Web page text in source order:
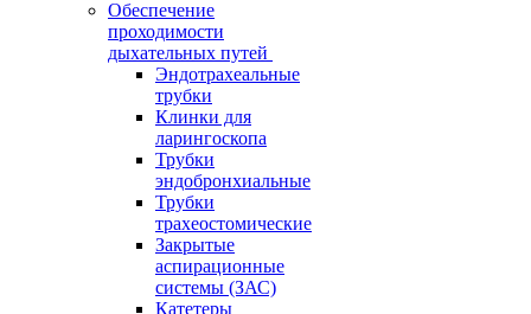
Обеспечение
проходимости
дыхательных путей
Эндотрахеальные
трубки
Клинки для
ларингоскопа
Трубки
эндобронхиальные
Трубки
трахеостомические
Закрытые
аспирационные
системы (ЗАС)
Катетеры